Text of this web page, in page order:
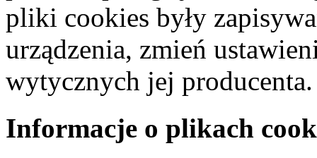
pliki cookies były
urządzenia, zmień
wytycznych jej producenta.
Informacje o plikach